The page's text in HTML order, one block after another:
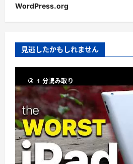
WordPress.org
見逃したかもしれません
1 分読み取り